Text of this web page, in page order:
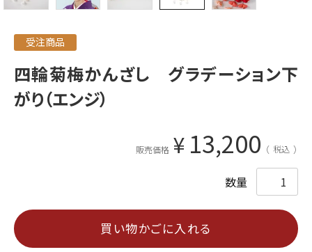
受注商品
四輪菊梅かんざし グラデーション下
がり（エンジ）
販売価格 ¥ 13,200 税込
買い物かごに入れる